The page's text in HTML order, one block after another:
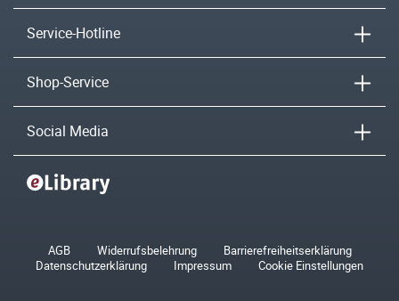
Service-Hotline
Shop-Service
Social Media
AGB Widerrufsbelehrung
Barrierefreiheitserklärung
Datenschutzerklärung
Impressum Cookie Einstellungen